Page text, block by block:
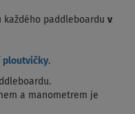
každého paddleboardu v
ploutvičky.
a manometrem je